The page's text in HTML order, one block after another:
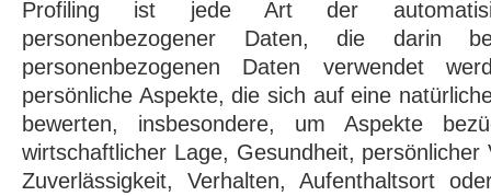
Profiling ist jede Art der
personenbezogener Daten, die darin
personenbezogenen Daten verwendet
persönliche Aspekte, die sich auf eine
bewerten, insbesondere, um Aspekte
wirtschaftlicher Lage, Gesundheit, persönlicher
Zuverlässigkeit, Verhalten, Aufenthaltsort